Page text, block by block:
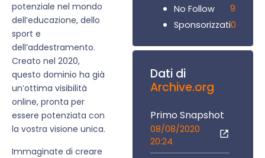
potenziale nel mondo
dell’educazione, dello
sport e
dell’addestramento.
Creato nel 2020,
questo dominio ha già
un’ottima visibilità
online, pronta per
essere potenziata con
la vostra visione unica.
Immaginate di creare
No Follow
9
Sponsorizzati0
Dati di
Archive.org
Primo Snapshot
08/08/2020
20:24